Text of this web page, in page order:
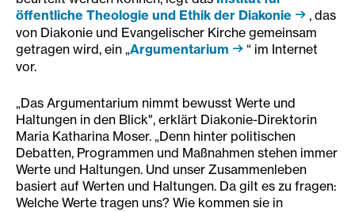
öffentliche Theologie und Ethik der Diakonie
, das
von Diakonie und Evangelischer Kirche gemeinsam
getragen wird, ein „Argumentarium
“ im Internet
vor.
„Das Argumentarium nimmt bewusst Werte und
Haltungen in den Blick", erklärt Diakonie-Direktorin
Maria Katharina Moser. „Denn hinter politischen
Debatten, Programmen und Maßnahmen stehen immer
Werte und Haltungen. Und unser Zusammenleben
basiert auf Werten und Haltungen. Da gilt es zu fragen:
Welche Werte tragen uns? Wie kommen sie in